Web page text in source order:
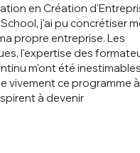
en Création
j'ai pu concrétiser
propre entreprise. Les
l'expertise des
m'ont été
vivement ce programme à
à devenir